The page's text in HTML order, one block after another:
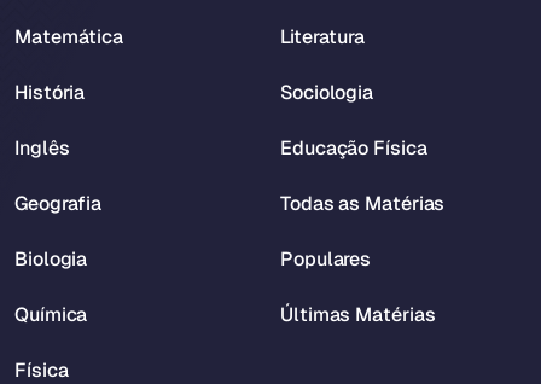
Matemática
História
Inglês
Geografia
Biologia
Química
Física
Literatura
Sociologia
Educação Física
Todas as Matérias
Populares
Últimas Matérias